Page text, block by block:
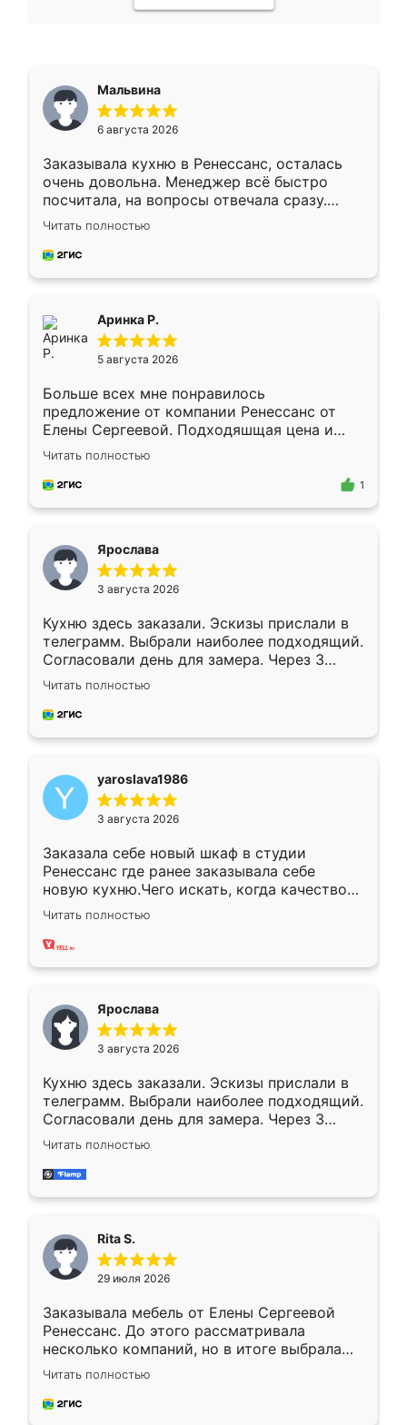
Мальвина
6 августа 2026
Заказывала кухню в Ренессанс, осталась
очень довольна. Менеджер всё быстро
посчитала, на вопросы отвечала сразу.
Замерщик приехал в субботу, подошёл к
делу со всей ответственностью. Собрали
за день, ребята работали аккуратно, даже
Читать полностью
Аринка Р.
5 августа 2026
Больше всех мне понравилось
предложение от компании Ренессанс от
Елены Сергеевой. Подходяшщая цена и
короткие сроки изготовления. Приехавший
для замера сотрудник Владислав
предложил по моему эскизу самый
Читать полностью
1
Ярослава
3 августа 2026
Кухню здесь заказали. Эскизы прислали в
телеграмм. Выбрали наиболее подходящий.
Согласовали день для замера. Через 3
недели кухня была уже готова. Остались
довольны работой. Спасибо Ренессанс
мебель за качественную работу!
Читать полностью
yaroslava1986
3 августа 2026
Заказала себе новый шкаф в студии
Ренессанс где ранее заказывала себе
новую кухню.Чего искать, когда качеством
вполне довольна. Служит кухня уже почти
два года, нареканий нет.
Читать полностью
Ярослава
3 августа 2026
Кухню здесь заказали. Эскизы прислали в
телеграмм. Выбрали наиболее подходящий.
Согласовали день для замера. Через 3
недели кухня была уже готова. Остались
довольны работой. Спасибо Ренессанс
мебель за качественную работу!
Читать полностью
Rita S.
29 июля 2026
Заказывала мебель от Елены Сергеевой
Ренессанс. До этого рассматривала
несколько компаний, но в итоге выбрала
эту. Сначала обговорили условия, потом
приехал замерщик, всё спокойно объяснил
и снял размеры. Изготовили в срок, с
Читать полностью